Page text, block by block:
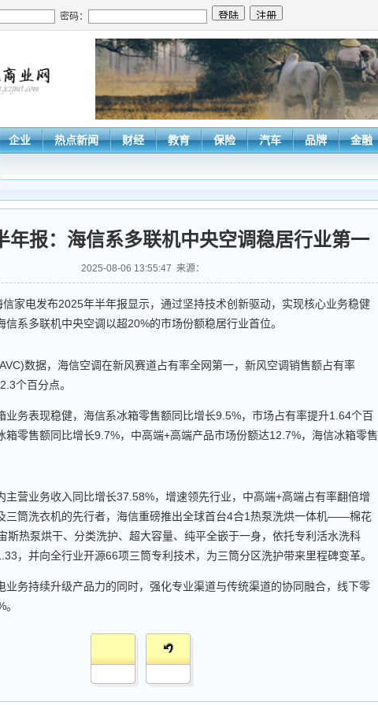
密码：
企业 热点新闻 财经 教育 保险 汽车 品牌 金融
年报：海信系多联机中央空调稳居行业第一
2025-08-06 13:55:47 来源：
电发布2025年半年报显示，通过坚持技术创新驱动，实现核心业务稳健
信系多联机中央空调以超20%的市场份额稳居行业首位。
数据，海信空调在新风赛道占有率全网第一，新风空调销售额占有率
个百分点。
务表现稳健，海信系冰箱零售额同比增长9.5%，市场占有率提升1.64个百
箱零售额同比增长9.7%，中高端+高端产品市场份额达12.7%，海信冰箱零售
营业务收入同比增长37.58%，增速领先行业，中高端+高端占有率翻倍增
三筒洗衣机的先行者，海信重磅推出全球首台4合1热泵洗烘一体机——棉花
斯热泵烘干、分类洗护、超大容量、纯平全嵌于一身，依托专利活水洗科
，并向全行业开源66项三筒专利技术，为三筒分区洗护带来里程碑变革。
务持续升级产品力的同时，强化专业渠道与传统渠道的协同融合，线下零